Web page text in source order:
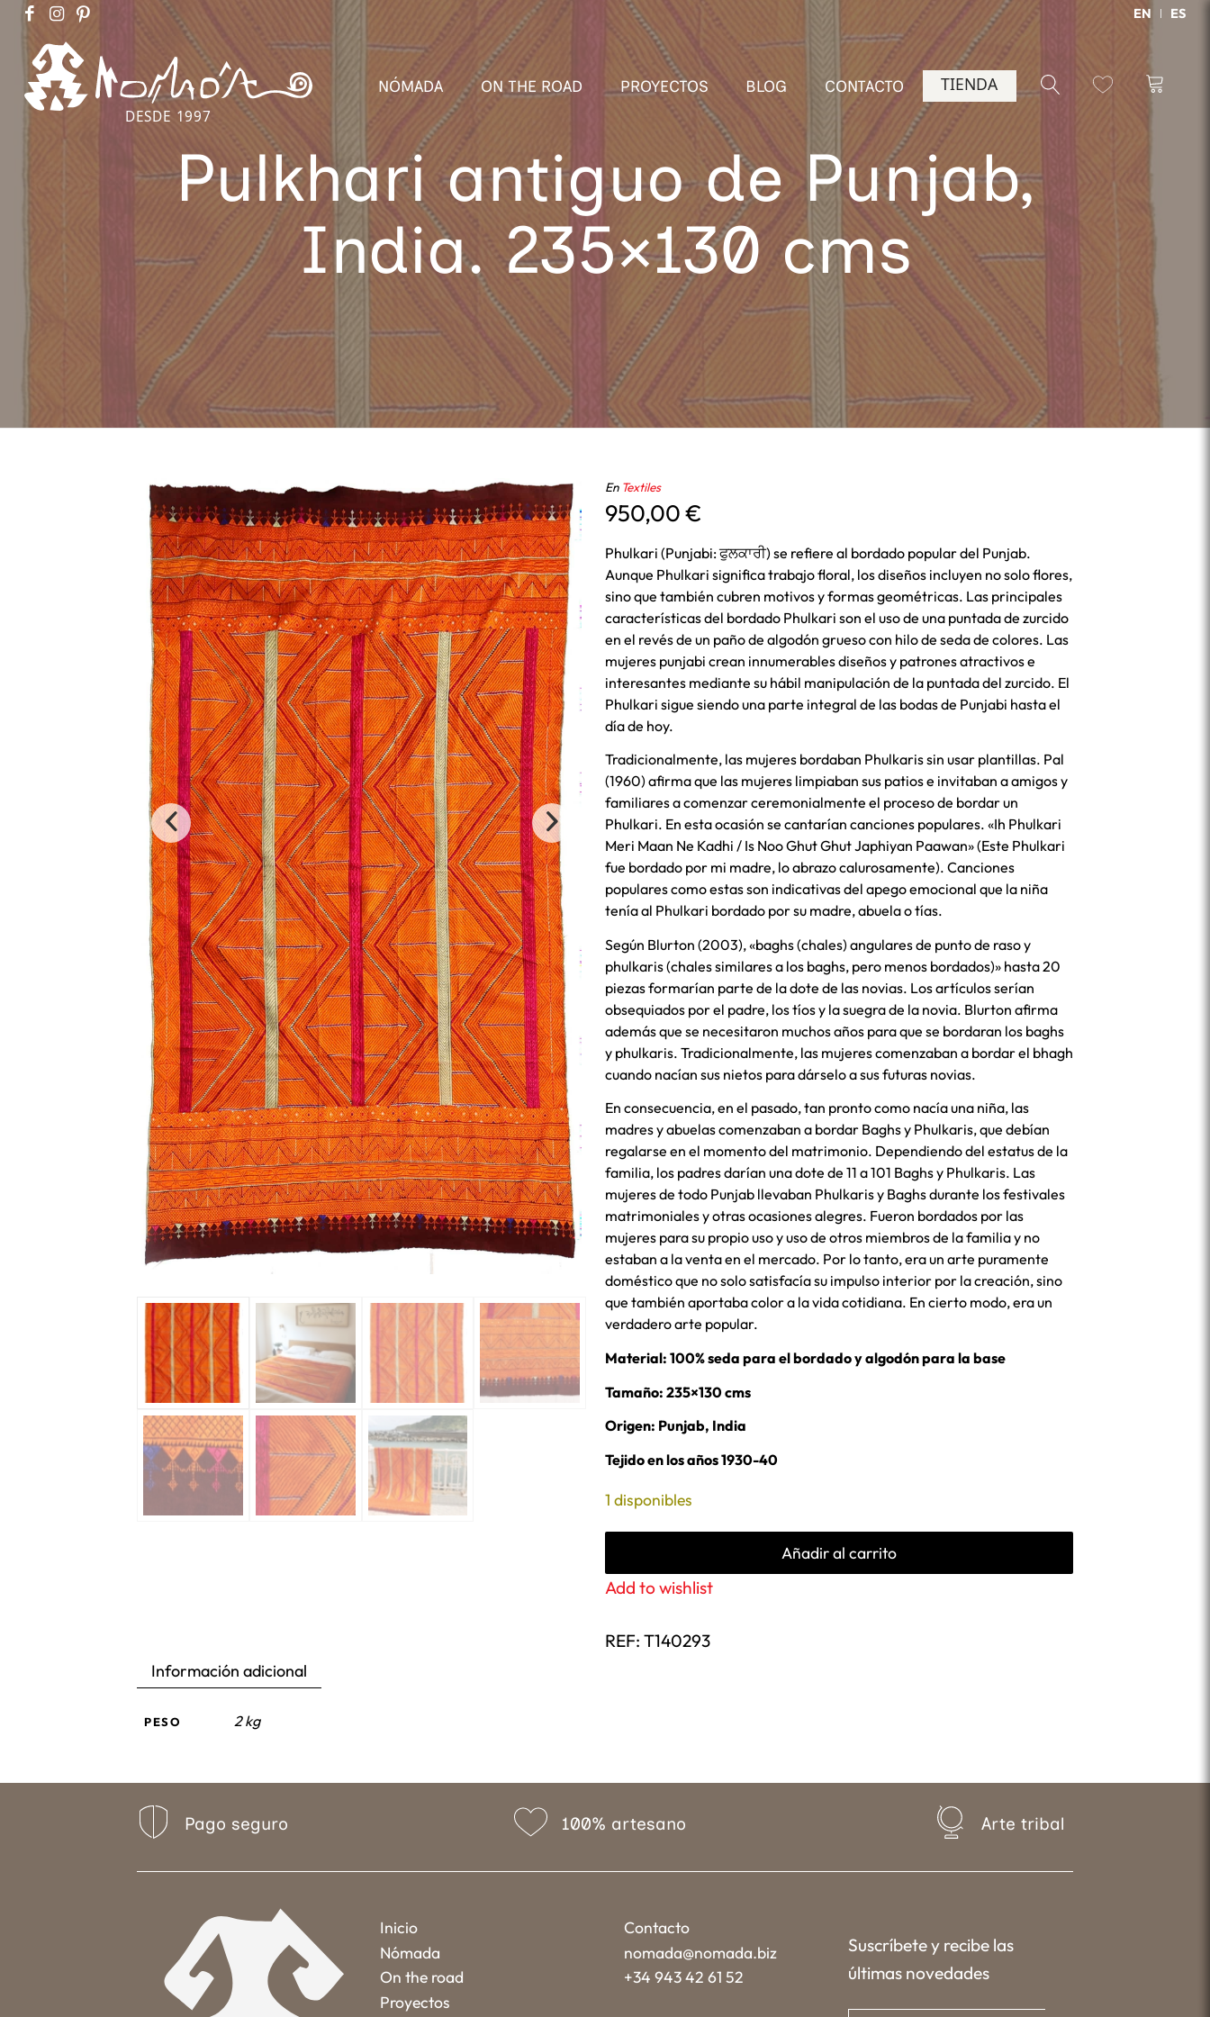
EN ES
DESDE 1997
NÓMADA ON THE ROAD PROYECTOS BLOG CONTACTO TIENDA
Pulkhari antiguo de Punjab,
India. 235×130 cms
En Textiles
950,00€
Phulkari (Punjabi: ਫੁਲਕਾਰੀ) se refiere al bordado popular del Punjab.
Aunque Phulkari significa trabajo floral, los diseños incluyen no solo flores,
sino que también cubren motivos y formas geométricas. Las principales
características del bordado Phulkari son el uso de una puntada de zurcido
en el revés de un paño de algodón grueso con hilo de seda de colores. Las
mujeres punjabi crean innumerables diseños y patrones atractivos e
interesantes mediante su hábil manipulación de la puntada del zurcido. El
Phulkari sigue siendo una parte integral de las bodas de Punjabi hasta el
día de hoy.
Tradicionalmente, las mujeres bordaban Phulkaris sin usar plantillas. Pal
(1960) afirma que las mujeres limpiaban sus patios e invitaban a amigos y
familiares a comenzar ceremonialmente el proceso de bordar un
Phulkari. En esta ocasión se cantarían canciones populares. «Ih Phulkari
Meri Maan Ne Kadhi / Is Noo Ghut Ghut Japhiyan Paawan» (Este Phulkari
fue bordado por mi madre, lo abrazo calurosamente). Canciones
populares como estas son indicativas del apego emocional que la niña
tenía al Phulkari bordado por su madre, abuela o tías.
Según Blurton (2003), «baghs (chales) angulares de punto de raso y
phulkaris (chales similares a los baghs, pero menos bordados)» hasta 20
piezas formarían parte de la dote de las novias. Los artículos serían
obsequiados por el padre, los tíos y la suegra de la novia. Blurton afirma
además que se necesitaron muchos años para que se bordaran los baghs
y phulkaris. Tradicionalmente, las mujeres comenzaban a bordar el bhagh
cuando nacían sus nietos para dárselo a sus futuras novias.
En consecuencia, en el pasado, tan pronto como nacía una niña, las
madres y abuelas comenzaban a bordar Baghs y Phulkaris, que debían
regalarse en el momento del matrimonio. Dependiendo del estatus de la
familia, los padres darían una dote de 11 a 101 Baghs y Phulkaris. Las
mujeres de todo Punjab llevaban Phulkaris y Baghs durante los festivales
matrimoniales y otras ocasiones alegres. Fueron bordados por las
mujeres para su propio uso y uso de otros miembros de la familia y no
estaban a la venta en el mercado. Por lo tanto, era un arte puramente
doméstico que no solo satisfacía su impulso interior por la creación, sino
que también aportaba color a la vida cotidiana. En cierto modo, era un
verdadero arte popular.
Material: 100% seda para el bordado y algodón para la base
Tamaño: 235×130 cms
Origen: Punjab, India
Tejido en los años 1930-40
1 disponibles
Añadir al carrito
Add to wishlist
REF: T140293
Información adicional
PESO 2 kg
Pago seguro 100% artesano Arte tribal
Inicio
Nómada
On the road
Proyectos
Contacto
nomada@nomada.biz
+34 943 42 61 52
Suscríbete y recibe las
últimas novedades